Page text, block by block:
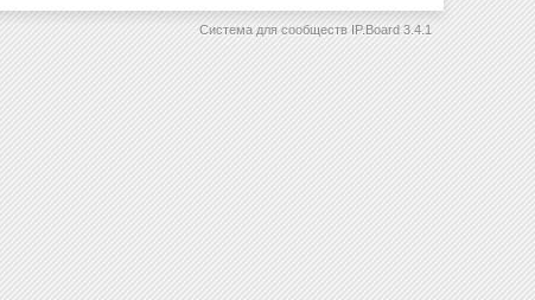
Система для сообществ IP.Board 3.4.1